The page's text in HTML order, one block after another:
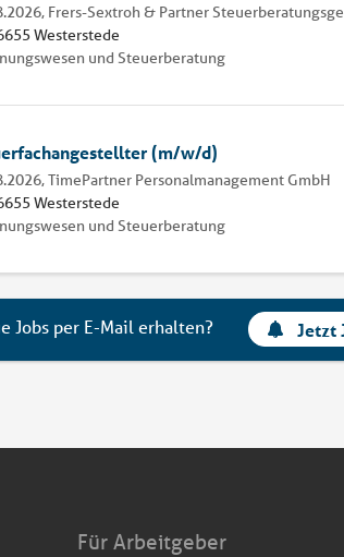
Frers-Sextroh & Partner
Westerstede
und Steuerberatung
(m/w/d)
TimePartner Personalmanagement GmbH
Westerstede
und Steuerberatung
Jobs per E-Mail erhalten? Jetzt
Für Arbeitgeber